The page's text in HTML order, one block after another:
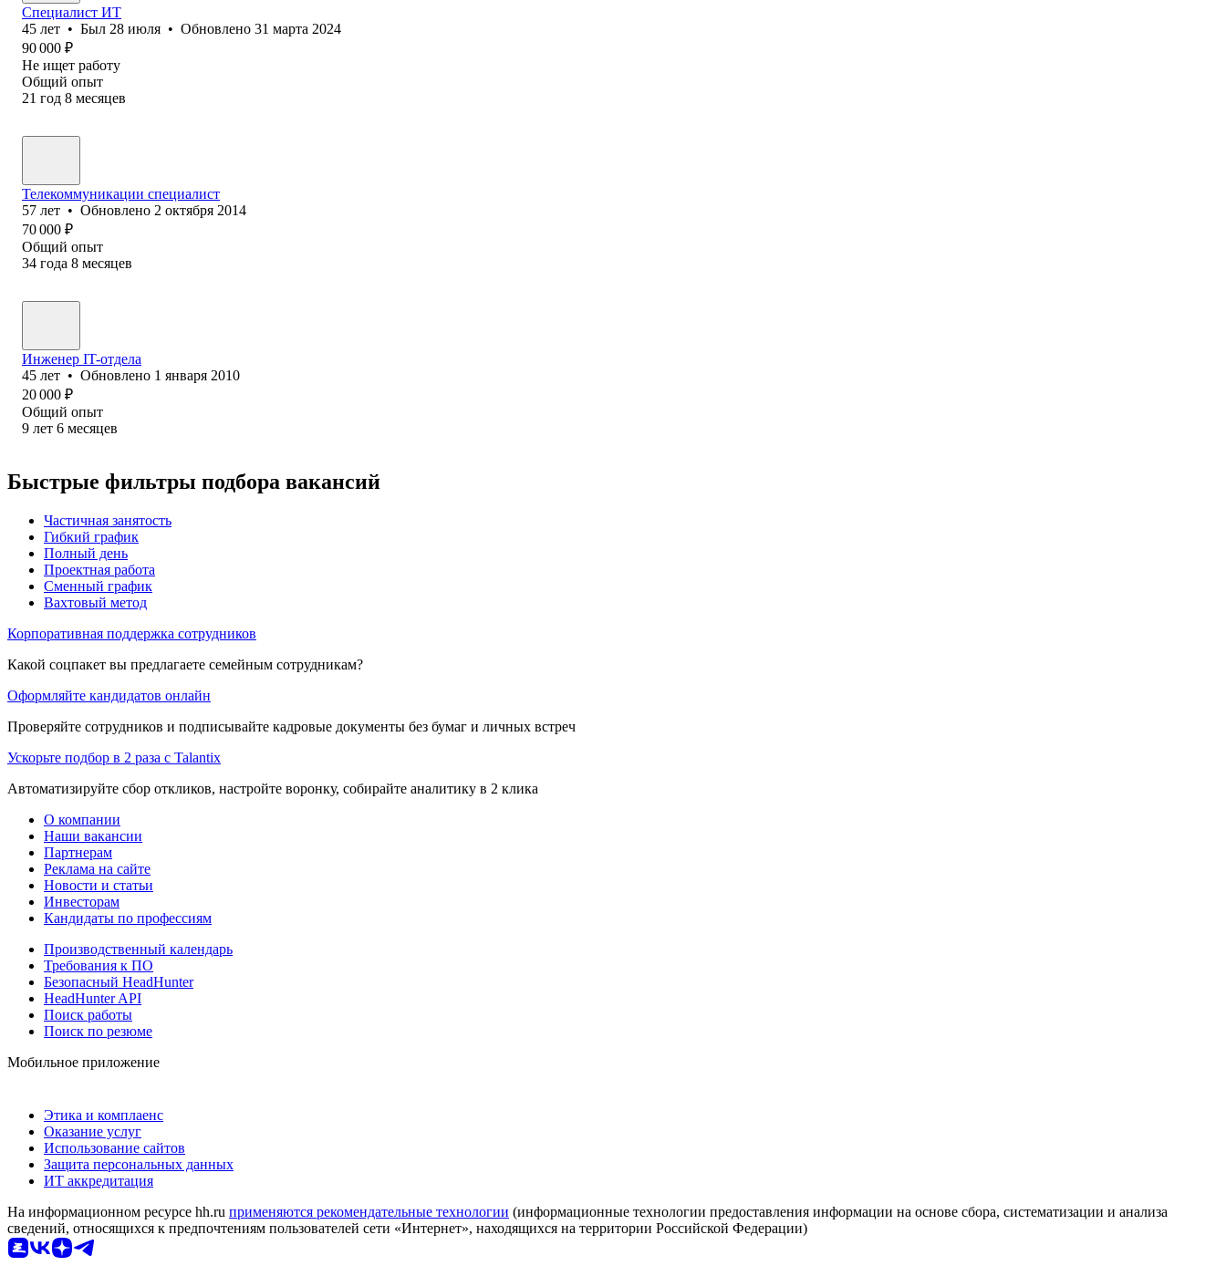
Специалист ИТ
45 лет • Был 28 июля • Обновлено 31 марта 2024
90 000 ₽
Не ищет работу
Общий опыт
21 год 8 месяцев
Телекоммуникации специалист
57 лет • Обновлено 2 октября 2014
70 000 ₽
Общий опыт
34 года 8 месяцев
Инженер IT-отдела
45 лет • Обновлено 1 января 2010
20 000 ₽
Общий опыт
9 лет 6 месяцев
Быстрые фильтры подбора вакансий
Частичная занятость
Гибкий график
Полный день
Проектная работа
Сменный график
Вахтовый метод
Корпоративная поддержка сотрудников
Какой соцпакет вы предлагаете семейным сотрудникам?
Оформляйте кандидатов онлайн
Проверяйте сотрудников и подписывайте кадровые документы без бумаг и личных встреч
Ускорьте подбор в 2 раза с Talantix
Автоматизируйте сбор откликов, настройте воронку, собирайте аналитику в 2 клика
О компании
Наши вакансии
Партнерам
Реклама на сайте
Новости и статьи
Инвесторам
Кандидаты по профессиям
Производственный календарь
Требования к ПО
Безопасный HeadHunter
HeadHunter API
Поиск работы
Поиск по резюме
Мобильное приложение
Этика и комплаенс
Оказание услуг
Использование сайтов
Защита персональных данных
ИТ аккредитация
На информационном ресурсе hh.ru применяются рекомендательные технологии (информационные технологии предоставления информации на основе сбора, систематизации и анализа
сведений, относящихся к предпочтениям пользователей сети «Интернет», находящихся на территории Российской Федерации)